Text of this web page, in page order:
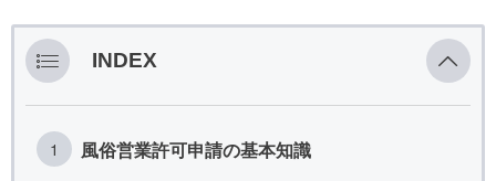
INDEX
風俗営業許可申請の基本知識